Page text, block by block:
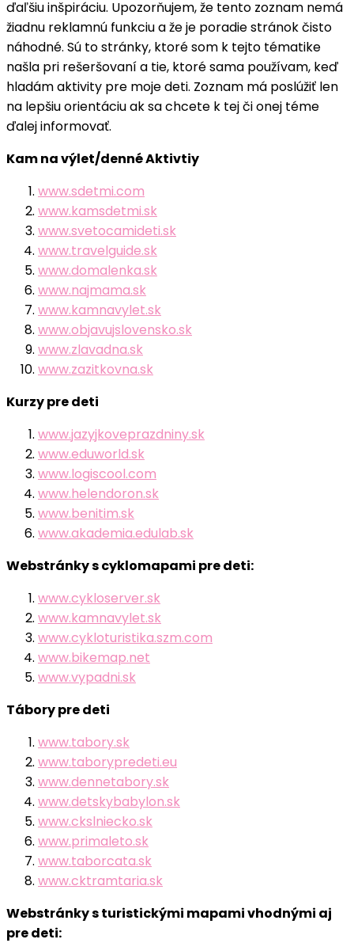
ďaľšiu inšpiráciu. Upozorňujem, že tento zoznam nemá
žiadnu reklamnú funkciu a že je poradie stránok čisto
náhodné. Sú to stránky, ktoré som k tejto tématike
našla pri rešeršovaní a tie, ktoré sama používam, keď
hladám aktivity pre moje deti. Zoznam má poslúžiť len
na lepšiu orientáciu ak sa chcete k tej či onej téme
ďalej informovať.
Kam na výlet/denné Aktivtiy
www.sdetmi.com
www.kamsdetmi.sk
www.svetocamideti.sk
www.travelguide.sk
www.domalenka.sk
www.najmama.sk
www.kamnavylet.sk
www.objavujslovensko.sk
www.zlavadna.sk
www.zazitkovna.sk
Kurzy pre deti
www.jazyjkoveprazdniny.sk
www.eduworld.sk
www.logiscool.com
www.helendoron.sk
www.benitim.sk
www.akademia.edulab.sk
Webstránky s cyklomapami pre deti:
www.cykloserver.sk
www.kamnavylet.sk
www.cykloturistika.szm.com
www.bikemap.net
www.vypadni.sk
Tábory pre deti
www.tabory.sk
www.taborypredeti.eu
www.dennetabory.sk
www.detskybabylon.sk
www.ckslniecko.sk
www.primaleto.sk
www.taborcata.sk
www.cktramtaria.sk
Webstránky s turistickými mapami vhodnými aj
pre deti: